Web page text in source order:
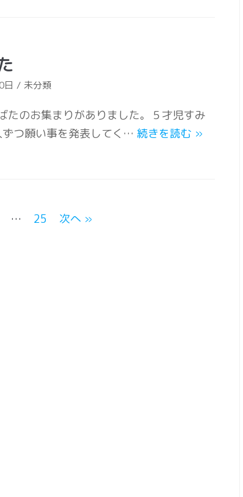
日 未分類
たのお集まりがありました。５才児すみ
つ願い事を発表してく… 続きを読む »
… 25 次へ »